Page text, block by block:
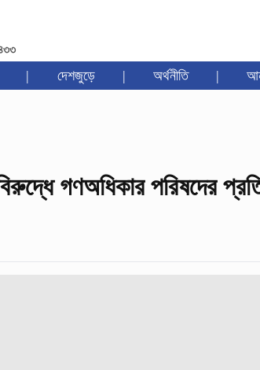
| দেশজুড়ে | অর্থনীতি |
গণঅধিকার পরিষদের